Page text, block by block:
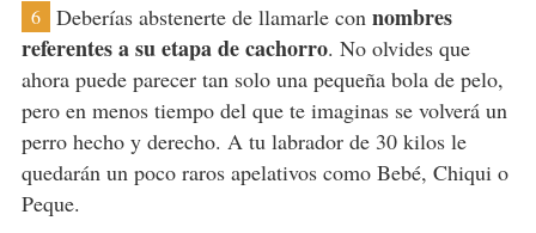
6 Deberías abstenerte de llamarle connombres
referentes a su etapa de cachorro. No olvides que
ahora puede parecer tan solo una pequeña bola de pelo,
pero en menos tiempo del que te imaginas se volverá un
perro hecho y derecho. A tu labrador de 30 kilos le
quedarán un poco raros apelativos como Bebé, Chiqui o
Peque.